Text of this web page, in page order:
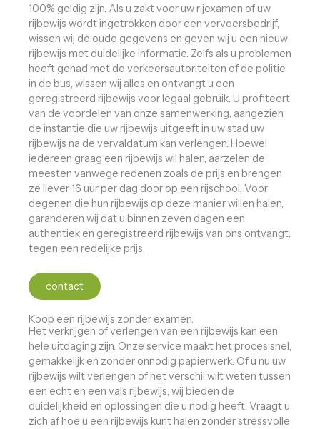
100% geldig zijn. Als u zakt voor uw rijexamen of uw
rijbewijs wordt ingetrokken door een vervoersbedrijf,
wissen wij de oude gegevens en geven wij u een nieuw
rijbewijs met duidelijke informatie. Zelfs als u problemen
heeft gehad met de verkeersautoriteiten of de politie
in de bus, wissen wij alles en ontvangt u een
geregistreerd rijbewijs voor legaal gebruik. U profiteert
van de voordelen van onze samenwerking, aangezien
de instantie die uw rijbewijs uitgeeft in uw stad uw
rijbewijs na de vervaldatum kan verlengen. Hoewel
iedereen graag een rijbewijs wil halen, aarzelen de
meesten vanwege redenen zoals de prijs en brengen
ze liever 16 uur per dag door op een rijschool. Voor
degenen die hun rijbewijs op deze manier willen halen,
garanderen wij dat u binnen zeven dagen een
authentiek en geregistreerd rijbewijs van ons ontvangt,
tegen een redelijke prijs.
contact
Koop een rijbewijs zonder examen.
Het verkrijgen of verlengen van een rijbewijs kan een
hele uitdaging zijn. Onze service maakt het proces snel,
gemakkelijk en zonder onnodig papierwerk. Of u nu uw
rijbewijs wilt verlengen of het verschil wilt weten tussen
een echt en een vals rijbewijs, wij bieden de
duidelijkheid en oplossingen die u nodig heeft. Vraagt ​​u
zich af hoe u een rijbewijs kunt halen zonder stressvolle